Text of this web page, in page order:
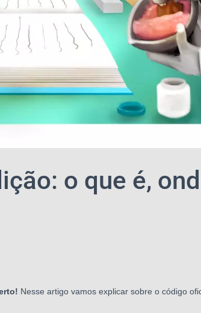
o que é,
Nesse artigo vamos explicar sobre o código